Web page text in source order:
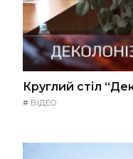
Круглий стіл
# ВІДЕО